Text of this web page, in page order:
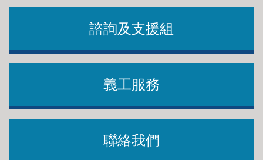
諮詢及支援組
義工服務
聯絡我們